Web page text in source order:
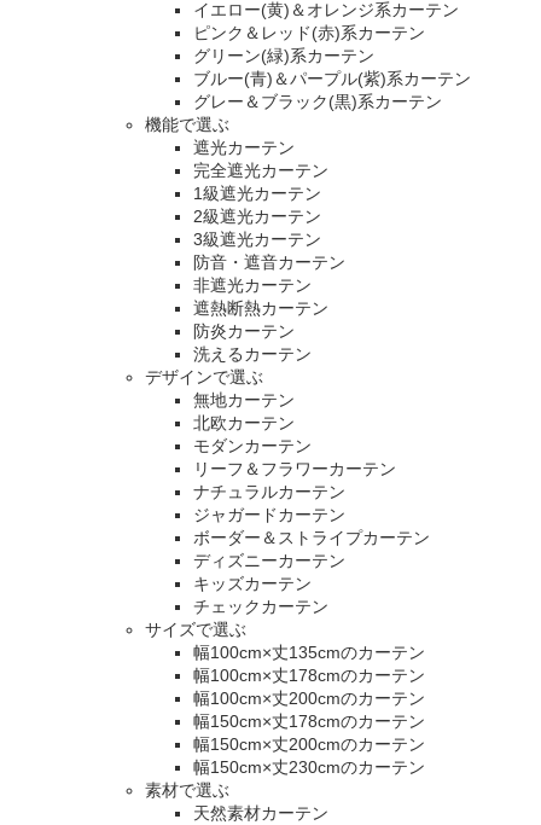
イエロー(黄)＆オレンジ系カーテン
ピンク＆レッド(赤)系カーテン
グリーン(緑)系カーテン
ブルー(青)＆パープル(紫)系カーテン
グレー＆ブラック(黒)系カーテン
機能で選ぶ
遮光カーテン
完全遮光カーテン
1級遮光カーテン
2級遮光カーテン
3級遮光カーテン
防音・遮音カーテン
非遮光カーテン
遮熱断熱カーテン
防炎カーテン
洗えるカーテン
デザインで選ぶ
無地カーテン
北欧カーテン
モダンカーテン
リーフ＆フラワーカーテン
ナチュラルカーテン
ジャガードカーテン
ボーダー＆ストライプカーテン
ディズニーカーテン
キッズカーテン
チェックカーテン
サイズで選ぶ
幅100cm×丈135cmのカーテン
幅100cm×丈178cmのカーテン
幅100cm×丈200cmのカーテン
幅150cm×丈178cmのカーテン
幅150cm×丈200cmのカーテン
幅150cm×丈230cmのカーテン
素材で選ぶ
天然素材カーテン